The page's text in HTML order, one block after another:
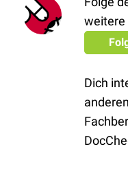
weitere
Dich